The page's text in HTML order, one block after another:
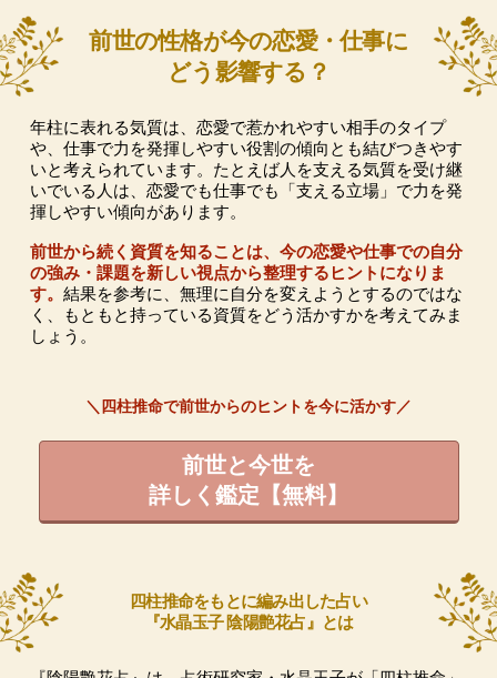
前世の性格が今の恋愛・仕事に
どう影響する？
年柱に表れる気質は、恋愛で惹かれやすい相手のタイプ
や、仕事で力を発揮しやすい役割の傾向とも結びつきやす
いと考えられています。たとえば人を支える気質を受け継
いでいる人は、恋愛でも仕事でも「支える立場」で力を発
揮しやすい傾向があります。
前世から続く資質を知ることは、今の恋愛や仕事での自分
の強み・課題を新しい視点から整理するヒントになりま
す。 結果を参考に、無理に自分を変えようとするのではな
く、もともと持っている資質をどう活かすかを考えてみま
しょう。
＼四柱推命で前世からのヒントを今に活かす／
前世と今世を
詳しく鑑定【無料】
四柱推命をもとに編み出した占い
『水晶玉子 陰陽艶花占』とは